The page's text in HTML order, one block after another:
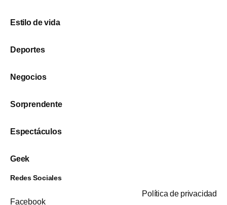
Estilo de vida
Deportes
Negocios
Sorprendente
Espectáculos
Geek
Redes Sociales
Facebook
Política de privacidad